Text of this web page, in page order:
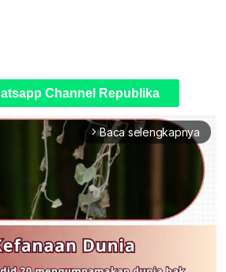
Channel Republika
arrow_forward_ios Baca selengkapnya